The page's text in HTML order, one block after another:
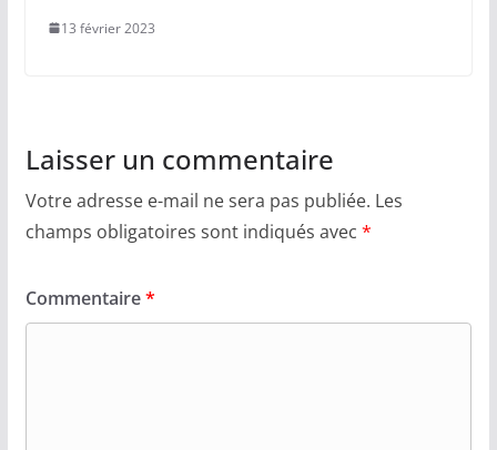
13 février 2023
Laisser un commentaire
Votre adresse e-mail ne sera pas publiée. Les
champs obligatoires sont indiqués avec *
Commentaire*